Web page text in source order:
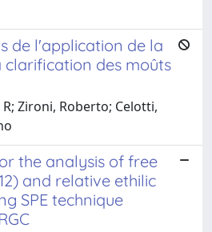
de l'application de la
des moûts
Zironi, Roberto; Celotti,
the analysis of free
and relative ethilic
SPE technique